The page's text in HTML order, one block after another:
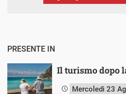
PRESENTE IN
Il turismo dopo
Mercoledì 23